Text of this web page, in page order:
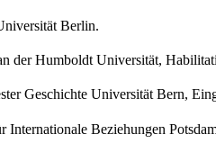
Berlin.
der Humboldt Universität,
Geschichte Universität Bern,
Beziehungen